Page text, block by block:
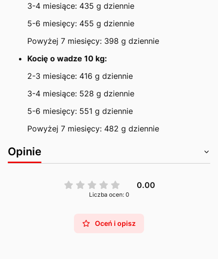
3-4 miesiące: 435 g dziennie
5-6 miesięcy: 455 g dziennie
Powyżej 7 miesięcy: 398 g dziennie
Kocię o wadze 10 kg:
2-3 miesiące: 416 g dziennie
3-4 miesiące: 528 g dziennie
5-6 miesięcy: 551 g dziennie
Powyżej 7 miesięcy: 482 g dziennie
Opinie
0.00
Liczba ocen: 0
Oceń i opisz